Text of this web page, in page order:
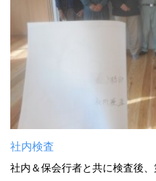
社内検査
社内＆保会行者と共に検査後